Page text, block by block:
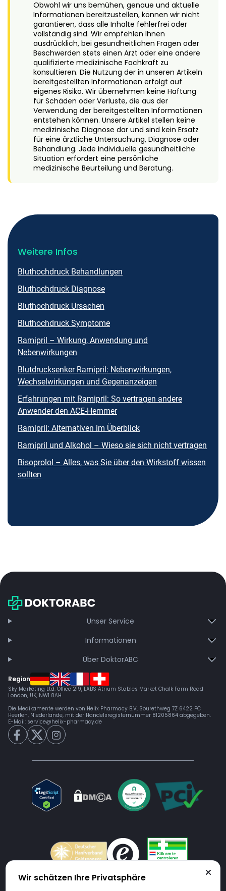
Obwohl wir uns bemühen, genaue und aktuelle
Informationen bereitzustellen, können wir nicht
garantieren, dass alle Inhalte fehlerfrei oder
vollständig sind. Wir empfehlen Ihnen
ausdrücklich, bei gesundheitlichen Fragen oder
Beschwerden stets einen Arzt oder eine andere
qualifizierte medizinische Fachkraft zu
konsultieren. Die Nutzung der in unseren Artikeln
bereitgestellten Informationen erfolgt auf
eigenes Risiko. Wir übernehmen keine Haftung
für Schäden oder Verluste, die aus der
Verwendung der bereitgestellten Informationen
entstehen können. Unsere Artikel stellen keine
medizinische Diagnose dar und sind kein Ersatz
für eine ärztliche Untersuchung, Diagnose oder
Behandlung. Jede individuelle gesundheitliche
Situation erfordert eine persönliche
medizinische Beurteilung und Beratung.
Weitere Infos
Bluthochdruck Behandlungen
Bluthochdruck Diagnose
Bluthochdruck Ursachen
Bluthochdruck Symptome
Ramipril – Wirkung, Anwendung und
Nebenwirkungen
Blutdrucksenker Ramipril: Nebenwirkungen,
Wechselwirkungen und Gegenanzeigen
Erfahrungen mit Ramipril: So vertragen andere
Anwender den ACE-Hemmer
Ramipril: Alternativen im Überblick
Ramipril und Alkohol – Wieso sie sich nicht vertragen
Bisoprolol – Alles, was Sie über den Wirkstoff wissen
sollten
Unser Service
Informationen
Über DoktorABC
Region
Sky Marketing Ltd. Office 219, LABS Atrium Stables Market Chalk Farm Road
London, UK, NW1 8AH
Die Medikamente werden von Helix Pharmacy B.V, Sourethweg 7Z 6422 PC
Heerlen, Niederlande, mit der Handelsregisternummer 81205864 abgegeben.
E-Mail: service@helix-pharmacy.de
Wir schätzen Ihre Privatsphäre